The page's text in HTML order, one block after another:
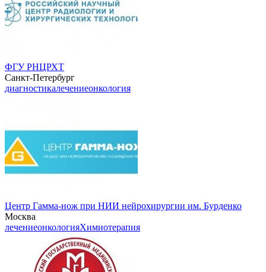
ФГУ РНЦРХТ
Санкт-Петербург
диагностикалечениеонкология
Центр Гамма-нож при НИИ нейрохирургии им. Бурденко
Москва
лечениеонкологияХимиотерапия